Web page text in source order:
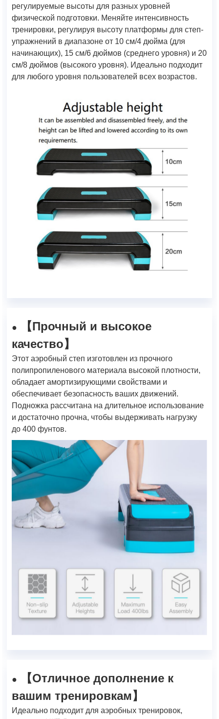
регулируемые высоты для разных уровней
физической подготовки. Меняйте интенсивность
тренировки, регулируя высоту платформы для степ-
упражнений в диапазоне от 10 см/4 дюйма (для
начинающих), 15 см/6 дюймов (среднего уровня) и 20
см/8 дюймов (высокого уровня). Идеально подходит
для любого уровня пользователей всех возрастов.
● 【Прочный и высокое
качество】
Этот аэробный степ изготовлен из прочного
полипропиленового материала высокой плотности,
обладает амортизирующими свойствами и
обеспечивает безопасность ваших движений.
Подножка рассчитана на длительное использование
и достаточно прочна, чтобы выдерживать нагрузку
до 400 фунтов.
● 【Отличное дополнение к
вашим тренировкам 】
Идеально подходит для аэробных тренировок,